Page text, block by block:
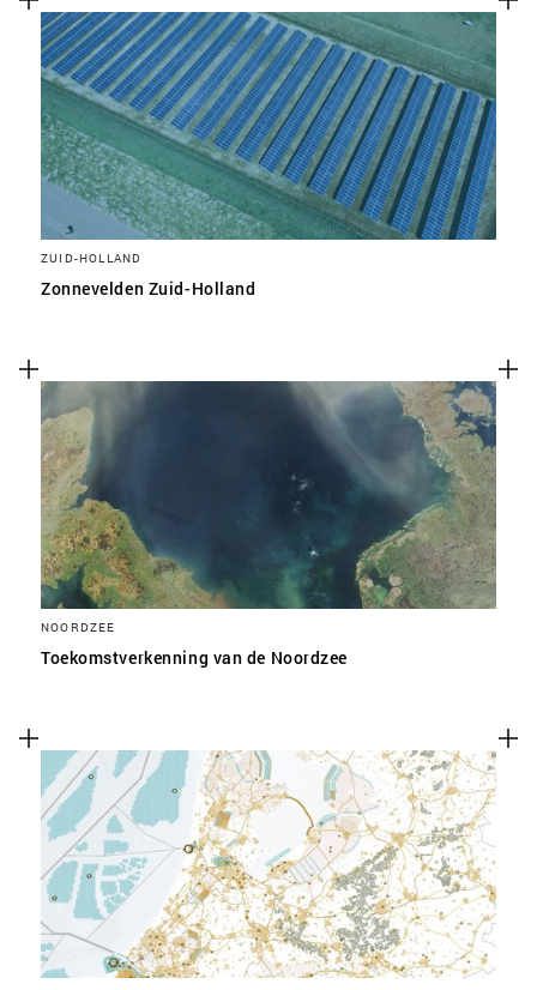
ZUID-HOLLAND
Zonnevelden Zuid-Holland
NOORDZEE
Toekomstverkenning van de Noordzee